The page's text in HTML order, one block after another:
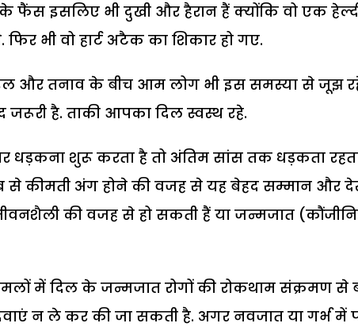
फैंस इसलिए भी दुखी और हैरान हैं क्योंकि वो एक
भी वो हार्ट अटैक का शिकार हो गए.
और तनाव के बीच आम लोग भी इस समस्या से जूझ
है. ताकी आपका दिल स्वस्थ रहे.
धड़कना शुरू करता है तो अंतिम सांस तक धड़कता
से कीमती अंग होने की वजह से यह बेहद सम्मान और
की वजह से हो सकती हैं या जन्मजात
में दिल के जन्मजात रोगों की रोकथाम संक्रमण
न ले कर की जा सकती है. अगर नवजात या गर्भ में